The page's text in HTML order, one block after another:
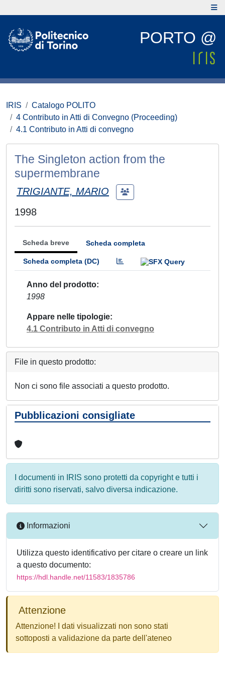
PORTO @
IRIS
Catalogo POLITO
4 Contributo in Atti di Convegno (Proceeding)
4.1 Contributo in Atti di convegno
The Singleton action from the
supermembrane
TRIGIANTE, MARIO
1998
Scheda breve Scheda completa
Scheda completa (DC)
Anno del prodotto
1998
Appare nelle tipologie
4.1 Contributo in Atti di convegno
File in questo prodotto:
Non ci sono file associati a questo prodotto.
Pubblicazioni consigliate
I documenti in IRIS sono protetti da copyright e tutti i
diritti sono riservati, salvo diversa indicazione.
Informazioni
Utilizza questo identificativo per citare o creare un link
a questo documento:
https://hdl.handle.net/11583/1835786
Attenzione
Attenzione! I dati visualizzati non sono stati
sottoposti a validazione da parte dell'ateneo